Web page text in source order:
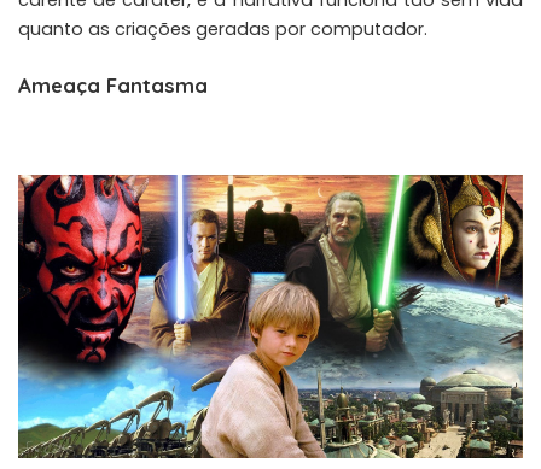
quanto as criações geradas por computador.
Ameaça Fantasma